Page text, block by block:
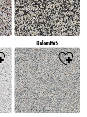
Dolomite5